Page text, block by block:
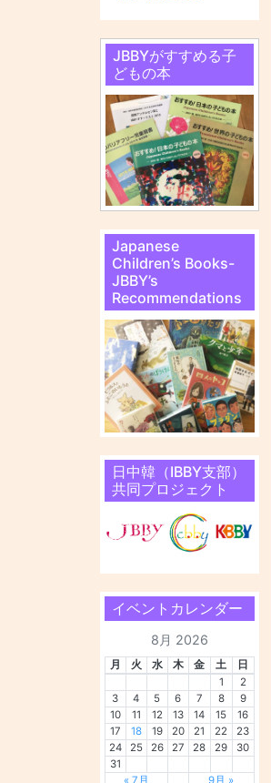
JBBYがすすめる子
どもの本
Japanese
Children’s Books-
JBBY’s
Recommendations
日中韓（IBBY支部）
共同プロジェクト
イベントカレンダー
8月 2026
月 火 水 木 金 土
日
1
2
3
4 5 6 7 8
9
10
11 12 13 14 15
16
17
18 19 20 21 22
23
24
25 26 27 28 29
30
31
« 7月
9月 »